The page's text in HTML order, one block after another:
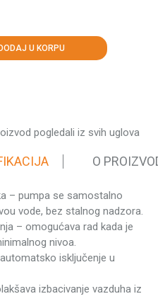
DODAJ U KORPU
pogledali iz svih uglova
O
Vrednost
Potapajuće
4.22 kg
Agm
Kolektorski
– pumpa se samostalno
vode, bez stalnog nadzora.
– omogućava rad kada je
nivoa.
isključenje u
izbacivanje vazduha iz